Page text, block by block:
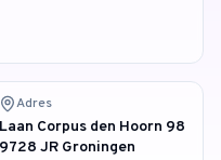
Adres
Laan Corpus den Hoorn 98
9728 JR Groningen